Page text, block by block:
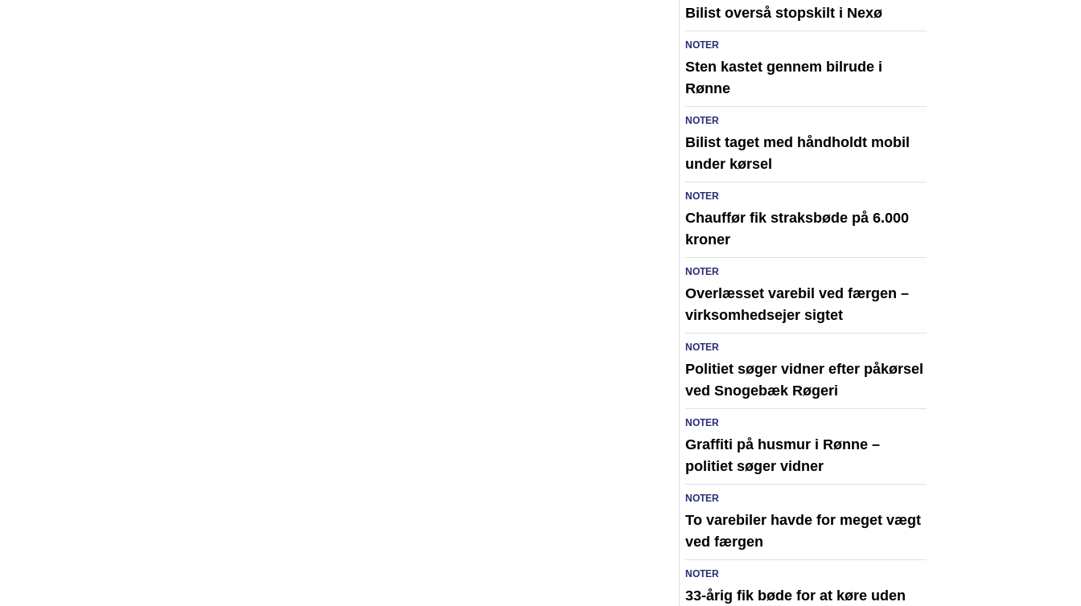
Bilist overså stopskilt i Nexø
NOTER
Sten kastet gennem bilrude i
Rønne
NOTER
Bilist taget med håndholdt mobil
under kørsel
NOTER
Chauffør fik straksbøde på 6.000
kroner
NOTER
Overlæsset varebil ved færgen –
virksomhedsejer sigtet
NOTER
Politiet søger vidner efter påkørsel
ved Snogebæk Røgeri
NOTER
Graffiti på husmur i Rønne –
politiet søger vidner
NOTER
To varebiler havde for meget vægt
ved færgen
NOTER
33-årig fik bøde for at køre uden